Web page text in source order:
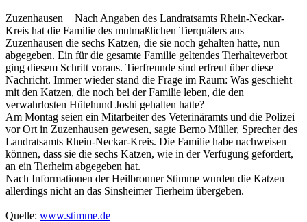
Zuzenhausen − Nach Angaben des Landratsamts Rhein-Neckar-
Kreis hat die Familie des mutmaßlichen Tierquälers aus
Zuzenhausen die sechs Katzen, die sie noch gehalten hatte, nun
abgegeben. Ein für die gesamte Familie geltendes Tierhalteverbot
ging diesem Schritt voraus. Tierfreunde sind erfreut über diese
Nachricht. Immer wieder stand die Frage im Raum: Was geschieht
mit den Katzen, die noch bei der Familie leben, die den
verwahrlosten Hütehund Joshi gehalten hatte?
Am Montag seien ein Mitarbeiter des Veterinäramts und die Polizei
vor Ort in Zuzenhausen gewesen, sagte Berno Müller, Sprecher des
Landratsamts Rhein-Neckar-Kreis. Die Familie habe nachweisen
können, dass sie die sechs Katzen, wie in der Verfügung gefordert,
an ein Tierheim abgegeben hat.
Nach Informationen der Heilbronner Stimme wurden die Katzen
allerdings nicht an das Sinsheimer Tierheim übergeben.
Quelle: www.stimme.de